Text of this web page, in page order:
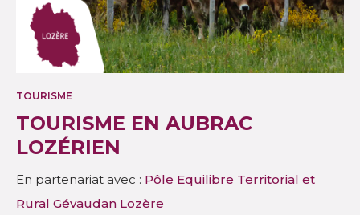
TOURISME
TOURISME EN AUBRAC
LOZÉRIEN
En partenariat avec : Pôle Equilibre Territorial et
Rural Gévaudan Lozère